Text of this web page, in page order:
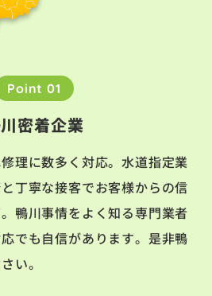
Point 01
密着企業
理に数多く対応。水道指定業
丁寧な接客でお客様からの信
鴨川事情をよく知る専門業者
でも自信があります。是非鴨
い。